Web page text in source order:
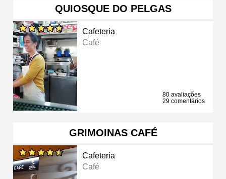
QUIOSQUE DO PELGAS
Cafeteria
Café
80 avaliações
29 comentários
GRIMOINAS CAFÉ
Cafeteria
Café